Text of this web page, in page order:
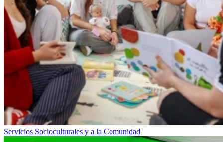
Servicios Socioculturales y a la Comunidad